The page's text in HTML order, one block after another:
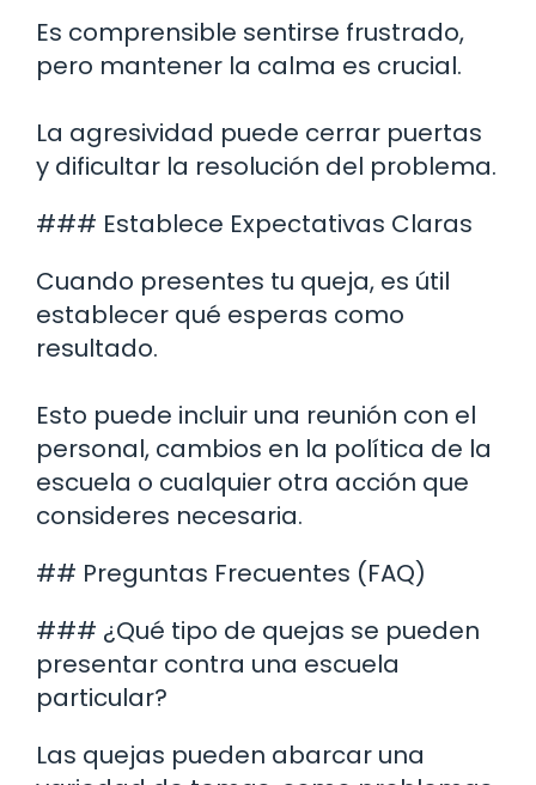
Es comprensible sentirse frustrado,
pero mantener la calma es crucial.
La agresividad puede cerrar puertas
y dificultar la resolución del problema.
### Establece Expectativas Claras
Cuando presentes tu queja, es útil
establecer qué esperas como
resultado.
Esto puede incluir una reunión con el
personal, cambios en la política de la
escuela o cualquier otra acción que
consideres necesaria.
## Preguntas Frecuentes (FAQ)
### ¿Qué tipo de quejas se pueden
presentar contra una escuela
particular?
Las quejas pueden abarcar una